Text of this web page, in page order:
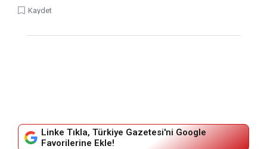
Kaydet
Linke Tıkla, Türkiye Gazetesi'ni Google
Favorilerine Ekle!